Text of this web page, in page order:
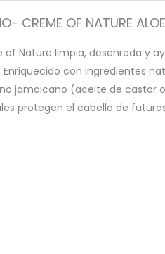
CREME OF NATURE
of Nature limpia, desenreda
con ingredientes
jamaicano (aceite de
protegen el cabello de